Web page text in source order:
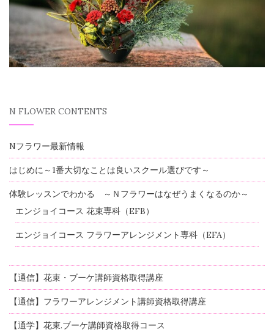
N FLOWER CONTENTS
Nフラワー最新情報
はじめに～1番大切なことは良いスクール選びです～
体験レッスンでわかる ～Ｎフラワーはなぜうまくなるのか～
エンジョイコース 花束専科（EFB）
エンジョイコース フラワーアレンジメント専科（EFA）
【通信】花束・ブーケ講師資格取得講座
【通信】フラワーアレンジメント講師資格取得講座
【通学】花束.ブーケ講師資格取得コース